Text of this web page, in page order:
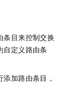
条目来控制交换
自定义路由条
加路由条目，